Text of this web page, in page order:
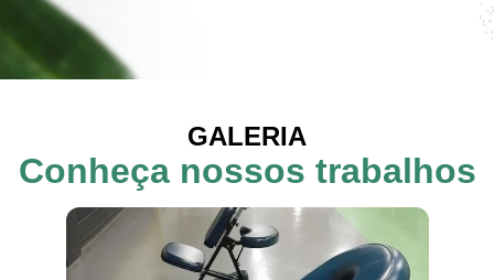
GALERIA
Conheça nossos trabalhos